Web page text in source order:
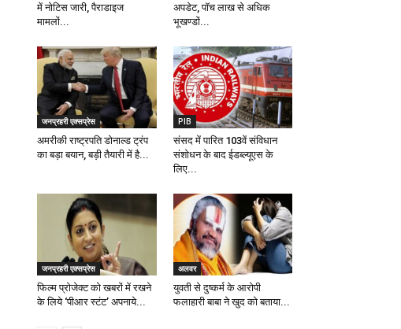
में नोटिस जारी, पैराडाइज
मामलों...
अपडेट, पॉच लाख से अधिक
भूखण्डों...
जनप्रहरी एक्सप्रेस
अमरीकी राष्ट्रपति डोनाल्ड ट्रंप
का बड़ा बयान, बड़ी तैयारी में है...
PIB
संसद में पारित 103वें संविधान
संशोधन के बाद ईडब्ल्यूएस के
लिए...
जनप्रहरी एक्सप्रेस
फिल्म प्रोजेक्ट को खबरों में रखने
के लिये ‘पीआर स्टंट’ अपनाये...
अलवर
युवती से दुष्कर्म के आरोपी
फलाहारी बाबा ने खुद को बताया...